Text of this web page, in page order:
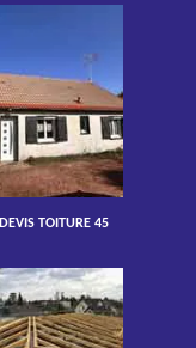
DEVIS TOITURE 45